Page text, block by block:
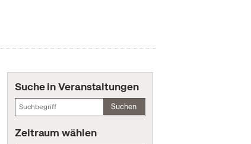
Suche in Veranstaltungen
Suchen
Zeitraum wählen